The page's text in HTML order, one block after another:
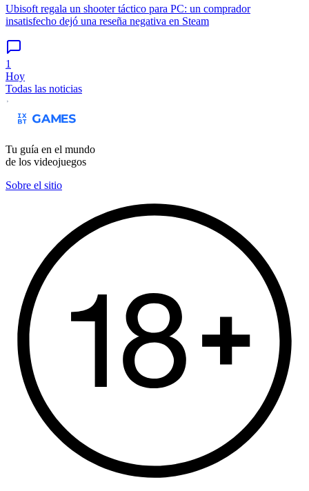
Ubisoft regala un shooter táctico para PC: un comprador
insatisfecho dejó una reseña negativa en Steam
1
Hoy
Todas las noticias
Tu guía en el mundo
de los videojuegos
Sobre el sitio